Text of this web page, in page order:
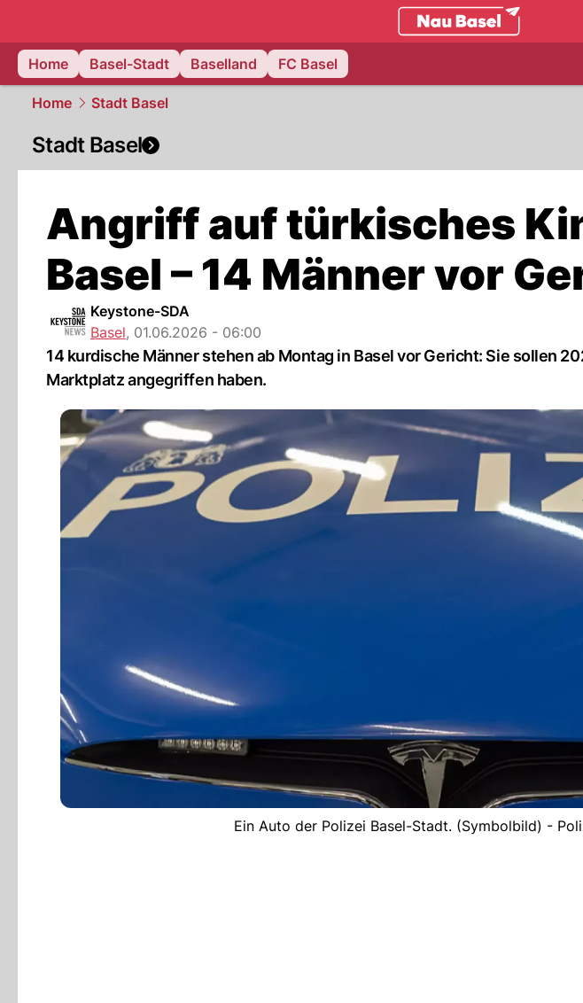
basel.
Home
Basel-Stadt Baselland FC Basel
Home Stadt Basel
Stadt Basel
Angriff auf türkisches
Basel – 14 Männer vor
Keystone-SDA
Basel, 01.06.2026 - 06:00
14 kurdische Männer stehen ab Montag in Basel vor Gericht: Sie sollen
Marktplatz angegriffen haben.
Ein Auto der Polizei Basel-Stadt. (Symbolbild) -